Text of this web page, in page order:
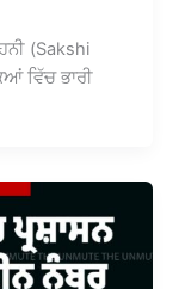
(Sakshi
ਵਿੱਚ ਭਾਰੀ